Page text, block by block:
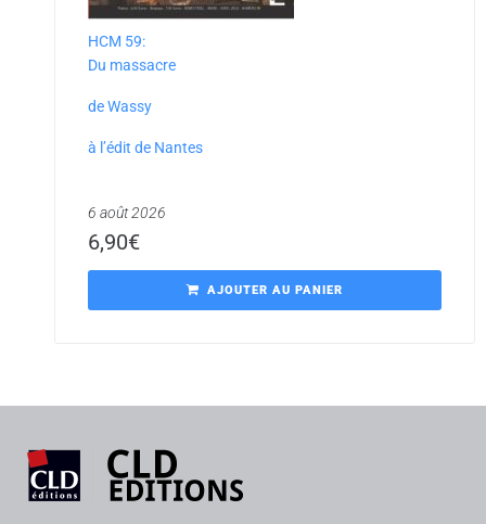
HCM 59:
Du massacre
de Wassy
à l’édit de Nantes
6 août 2026
6,90€
AJOUTER AU PANIER